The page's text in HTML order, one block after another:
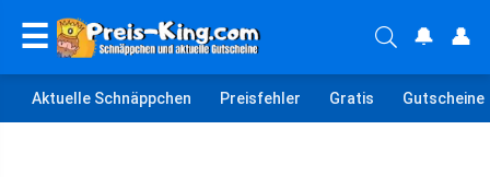
☰ 🔔 👤
Aktuelle Schnäppchen Preisfehler Gratis Gutscheine